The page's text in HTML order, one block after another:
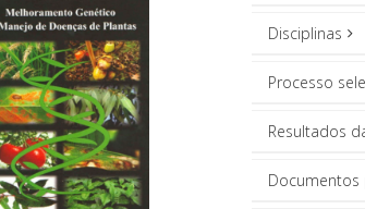
Disciplinas
Processo
Resultados